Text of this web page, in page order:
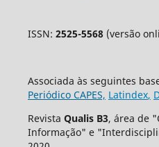
ISSN: 2525-5568(versão
Associada às seguintes
Periódico CAPES, Latindex,
Revista Qualis B3, área de
Informação" e